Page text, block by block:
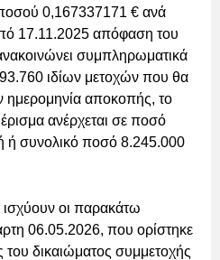
0,167337171 € ανά
17.11.2025 απόφαση του
συμπληρωματικά
ιδίων μετοχών που θα
ημερομηνία αποκοπής, το
ανέρχεται σε ποσό
ή συνολικό ποσό 8.245.000
οι παρακάτω
06.05.2026, που ορίστηκε
δικαιώματος συμμετοχής